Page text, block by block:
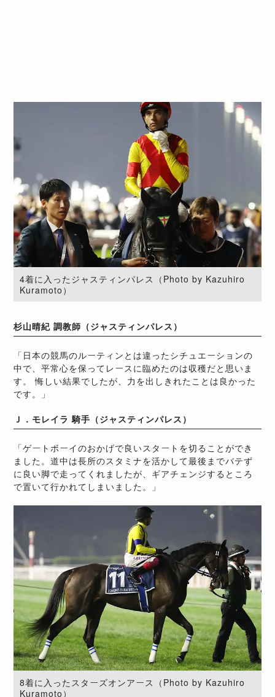
4着に入ったジャスティンパレス（Photo by Kazuhiro
Kuramoto）
杉山晴紀 調教師（ジャスティンパレス）
「日本の競馬のルーティンとは違ったシチュエーションの
中で、平常心を保ってレースに臨めたのは収穫だと思いま
す。 悔しい結果でしたが、力を出しきれたことは良かった
です。」
Ｊ．モレイラ 騎手（ジャスティンパレス）
「ゲートボーイのおかげで良いスタートを切ることができ
ました。道中は長所のスタミナを活かして最後までバテず
に良い脚で走ってくれましたが、ギアチェンジするところ
で置いて行かれてしまいました。」
8着に入ったスターズオンアース（Photo by Kazuhiro
Kuramoto）